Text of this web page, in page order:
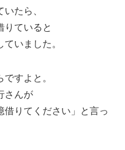
たら、
りていると
いました。
すよと。
さんが
借りてください」と言っ